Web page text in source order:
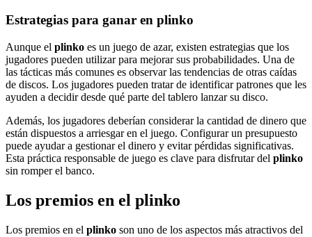
Estrategias para ganar en plinko
Aunque el plinko es un juego de azar, existen estrategias que los
jugadores pueden utilizar para mejorar sus probabilidades. Una de
las tácticas más comunes es observar las tendencias de otras caídas
de discos. Los jugadores pueden tratar de identificar patrones que les
ayuden a decidir desde qué parte del tablero lanzar su disco.
Además, los jugadores deberían considerar la cantidad de dinero que
están dispuestos a arriesgar en el juego. Configurar un presupuesto
puede ayudar a gestionar el dinero y evitar pérdidas significativas.
Esta práctica responsable de juego es clave para disfrutar del plinko
sin romper el banco.
Los premios en el plinko
Los premios en el plinko son uno de los aspectos más atractivos del